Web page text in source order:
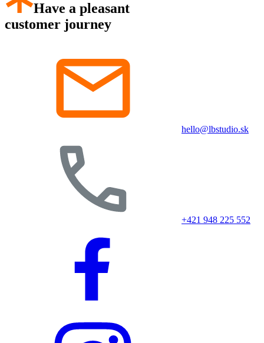
Have a pleasant
customer journey
hello@lbstudio.sk
+421 948 225 552